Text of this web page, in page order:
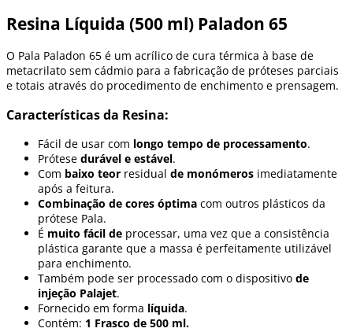
Resina Líquida (500 ml) Paladon 65
O Pala Paladon 65 é um acrílico de cura térmica à base de
metacrilato sem cádmio para a fabricação de próteses parciais
e totais através do procedimento de enchimento e prensagem.
Características da Resina:
Fácil de usar com longo tempo de processamento.
Prótese durável e estável.
Com baixo teor residual de monómeros imediatamente
após a feitura.
Combinação de cores óptima com outros plásticos da
prótese Pala.
É muito fácil de processar, uma vez que a consistência
plástica garante que a massa é perfeitamente utilizável
para enchimento.
Também pode ser processado com o dispositivo de
injeção Palajet.
Fornecido em forma líquida.
Contém: 1 Frasco de 500 ml.